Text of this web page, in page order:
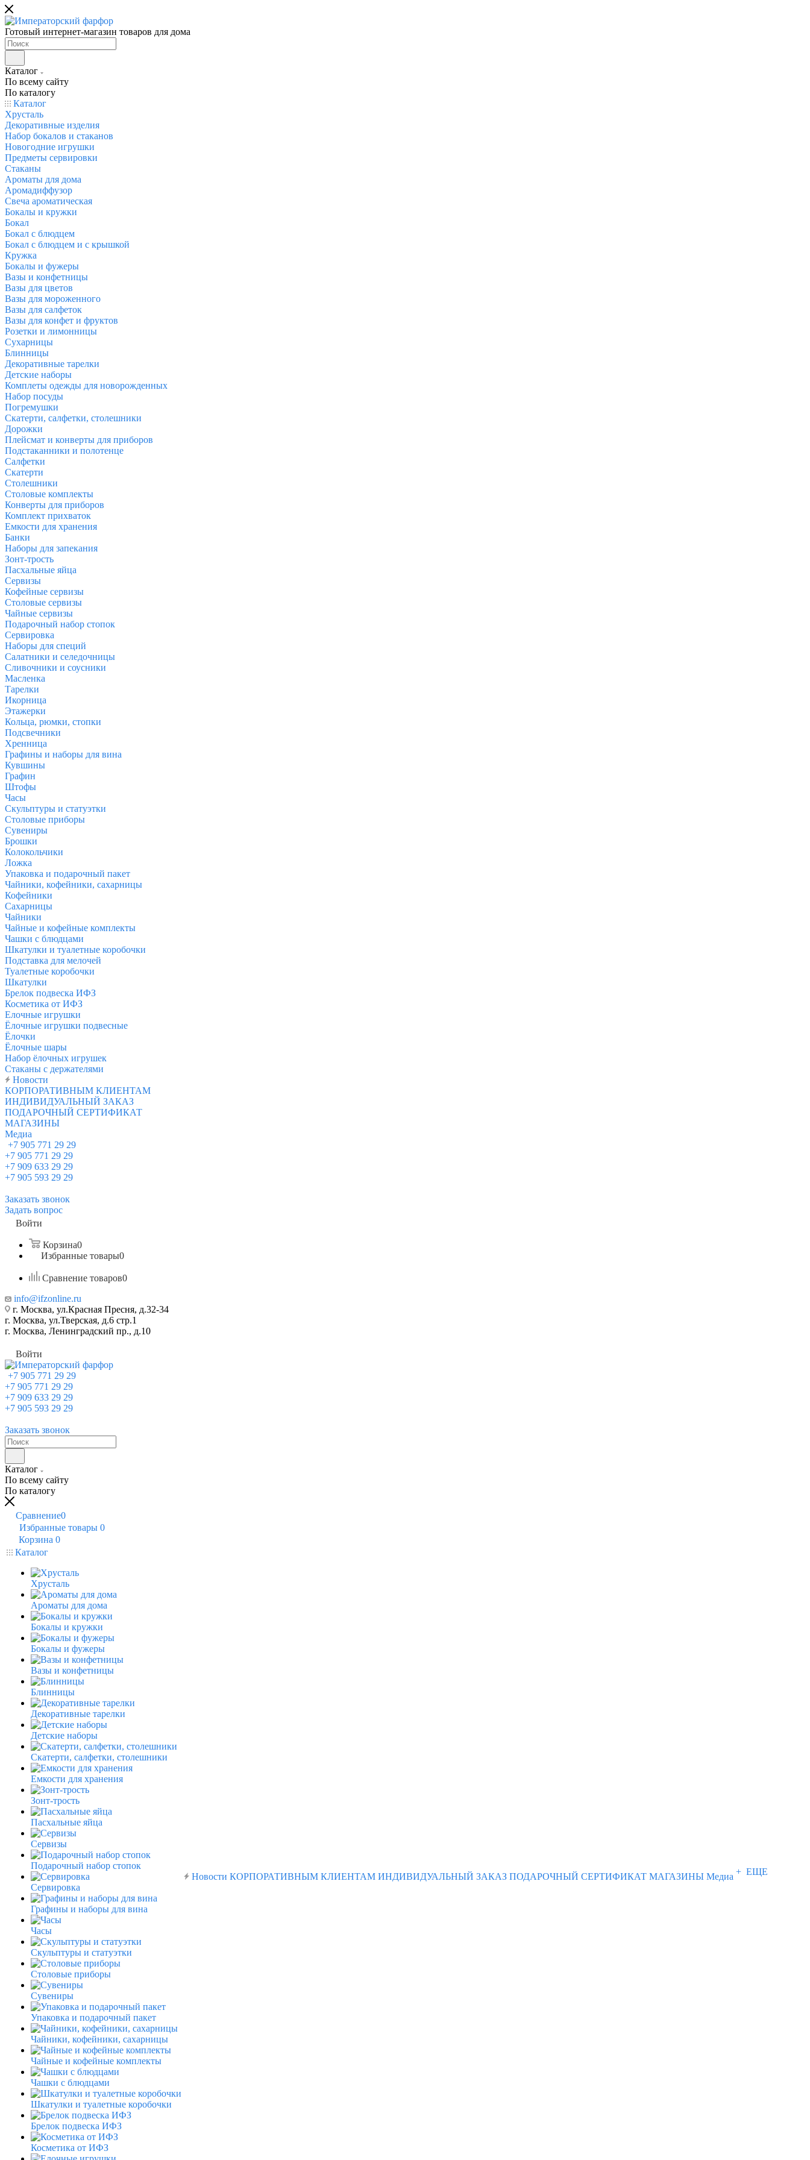
Готовый интернет-магазин товаров для дома
Каталог
По всему сайту
По каталогу
Каталог
Хрусталь
Декоративные изделия
Набор бокалов и стаканов
Новогодние игрушки
Предметы сервировки
Стаканы
Ароматы для дома
Аромадиффузор
Свеча ароматическая
Бокалы и кружки
Бокал
Бокал с блюдцем
Бокал с блюдцем и с крышкой
Кружка
Бокалы и фужеры
Вазы и конфетницы
Вазы для цветов
Вазы для мороженного
Вазы для салфеток
Вазы для конфет и фруктов
Розетки и лимонницы
Сухарницы
Блинницы
Декоративные тарелки
Детские наборы
Комплеты одежды для новорожденных
Набор посуды
Погремушки
Скатерти, салфетки, столешники
Дорожки
Плейсмат и конверты для приборов
Подстаканники и полотенце
Салфетки
Скатерти
Столешники
Столовые комплекты
Конверты для приборов
Комплект прихваток
Емкости для хранения
Банки
Наборы для запекания
Зонт-трость
Пасхальные яйца
Сервизы
Кофейные сервизы
Столовые сервизы
Чайные сервизы
Подарочный набор стопок
Сервировка
Наборы для специй
Салатники и селедочницы
Сливочники и соусники
Масленка
Тарелки
Икорница
Этажерки
Кольца, рюмки, стопки
Подсвечники
Хренница
Графины и наборы для вина
Кувшины
Графин
Штофы
Часы
Скульптуры и статуэтки
Столовые приборы
Сувениры
Брошки
Колокольчики
Ложка
Упаковка и подарочный пакет
Чайники, кофейники, сахарницы
Кофейники
Сахарницы
Чайники
Чайные и кофейные комплекты
Чашки с блюдцами
Шкатулки и туалетные коробочки
Подставка для мелочей
Туалетные коробочки
Шкатулки
Брелок подвеска ИФЗ
Косметика от ИФЗ
Елочные игрушки
Ёлочные игрушки подвесные
Ёлочки
Ёлочные шары
Набор ёлочных игрушек
Стаканы с держателями
Новости
КОРПОРАТИВНЫМ КЛИЕНТАМ
ИНДИВИДУАЛЬНЫЙ ЗАКАЗ
ПОДАРОЧНЫЙ СЕРТИФИКАТ
МАГАЗИНЫ
Медиа
+7 905 771 29 29
+7 905 771 29 29
+7 909 633 29 29
+7 905 593 29 29
Заказать звонок
Задать вопрос
Войти
Корзина0
Избранные товары0
Сравнение товаров0
info@ifzonline.ru
г. Москва, ул.Красная Пресня, д.32-34
г. Москва, ул.Тверская, д.6 стр.1
г. Москва, Ленинградский пр., д.10
Войти
+7 905 771 29 29
+7 905 771 29 29
+7 909 633 29 29
+7 905 593 29 29
Заказать звонок
Каталог
По всему сайту
По каталогу
Сравнение0
Избранные товары 0
Корзина 0
Каталог
Хрусталь
Ароматы для дома
Бокалы и кружки
Бокалы и фужеры
Вазы и конфетницы
Блинницы
Декоративные тарелки
Детские наборы
Скатерти, салфетки, столешники
Емкости для хранения
Зонт-трость
Пасхальные яйца
Сервизы
Подарочный набор стопок
Сервировка
Графины и наборы для вина
Часы
Скульптуры и статуэтки
Столовые приборы
Сувениры
Упаковка и подарочный пакет
Чайники, кофейники, сахарницы
Чайные и кофейные комплекты
Чашки с блюдцами
Шкатулки и туалетные коробочки
Брелок подвеска ИФЗ
Косметика от ИФЗ
Новости КОРПОРАТИВНЫМ КЛИЕНТАМ ИНДИВИДУАЛЬНЫЙ ЗАКАЗ ПОДАРОЧНЫЙ СЕРТИФИКАТ МАГАЗИНЫ Медиа + ЕЩЕ